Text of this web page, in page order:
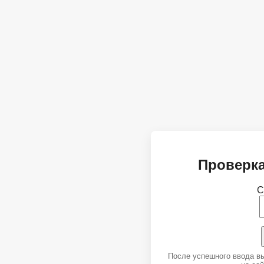
После успешного ввода